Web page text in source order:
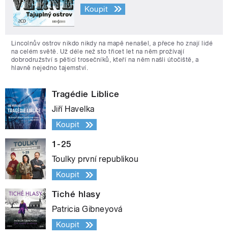
Koupit
Lincolnův ostrov nikdo nikdy na mapě nenašel, a přece ho znají lidé
na celém světě. Už déle než sto třicet let na něm prožívají
dobrodružství s pěticí trosečníků, kteří na něm našli útočiště, a
hlavně nejedno tajemství.
Tragédie Liblice
Jiří Havelka
Koupit
1-25
Toulky první republikou
Koupit
Tiché hlasy
Patricia Gibneyová
Koupit